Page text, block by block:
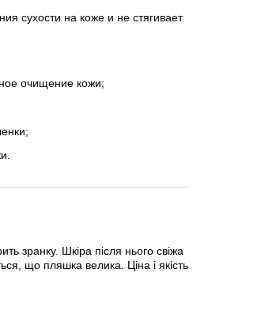
сухости на коже и не стягивает
очищение кожи;
зранку. Шкіра після нього свіжа
що пляшка велика. Ціна і якість